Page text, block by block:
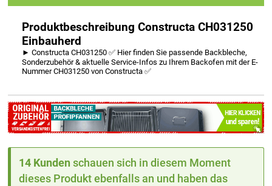
Produktbeschreibung Constructa CH031250
Einbauherd
► Constructa CH031250 ✅ Hier finden Sie passende Backbleche,
Sonderzubehör & aktuelle Service-Infos zu Ihrem Backofen mit der E-
Nummer CH031250 von Constructa ✅
14 Kunden schauen sich in diesem Moment
dieses Produkt ebenfalls an und haben das